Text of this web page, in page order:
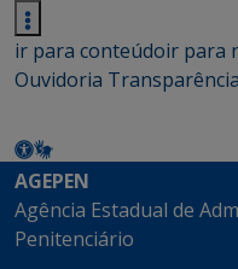
ir para conteúdoir para
Ouvidoria Transparência
AGEPEN
Agência Estadual de
Penitenciário